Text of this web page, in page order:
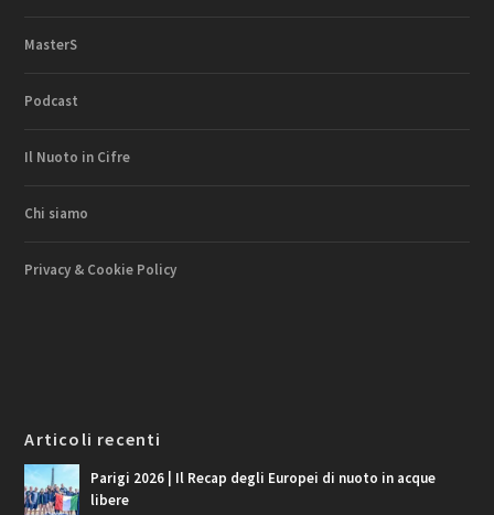
MasterS
Podcast
Il Nuoto in Cifre
Chi siamo
Privacy & Cookie Policy
Articoli recenti
Parigi 2026 | Il Recap degli Europei di nuoto in acque
libere